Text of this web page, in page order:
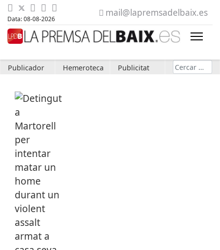
Data: 08-08-2026
mail@lapremsadelbaix.es
Publicador Hemeroteca Publicitat Cerca